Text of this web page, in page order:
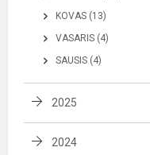
KOVAS (13)
VASARIS (4)
SAUSIS (4)
2025
2024